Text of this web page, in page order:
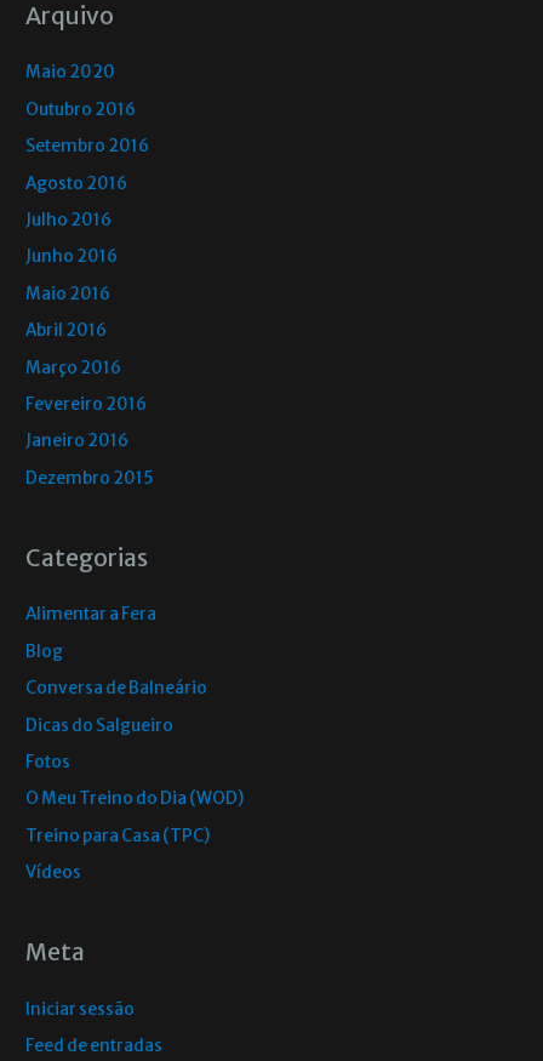
Arquivo
Maio 2020
Outubro 2016
Setembro 2016
Agosto 2016
Julho 2016
Junho 2016
Maio 2016
Abril 2016
Março 2016
Fevereiro 2016
Janeiro 2016
Dezembro 2015
Categorias
Alimentar a Fera
Blog
Conversa de Balneário
Dicas do Salgueiro
Fotos
O Meu Treino do Dia (WOD)
Treino para Casa (TPC)
Vídeos
Meta
Iniciar sessão
Feed de entradas